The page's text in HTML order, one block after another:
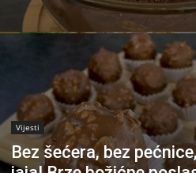
Vijesti
Bez šećera, bez